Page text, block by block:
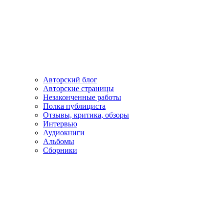
Авторский блог
Авторские страницы
Незаконченные работы
Полка публициста
Отзывы, критика, обзоры
Интервью
Аудиокниги
Альбомы
Сборники